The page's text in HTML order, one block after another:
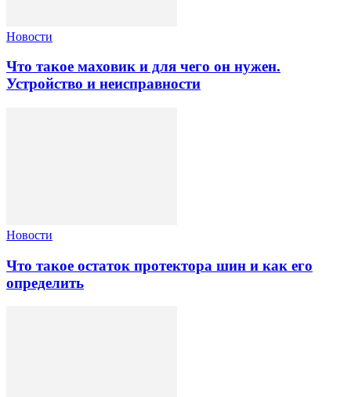
Новости
Что такое маховик и для чего он нужен.
Устройство и неисправности
Новости
Что такое остаток протектора шин и как его
определить